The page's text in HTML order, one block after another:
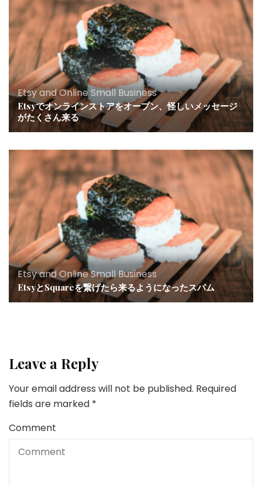
Etsy and Online Small Business
Etsyでオンラインストアをオープン、怪しいメッセージ
がたくさん来る
Etsy and Online Small Business
EtsyとSquareを繋げたら来るようになったスパム
Leave a Reply
Your email address will not be published. Required
fields are marked *
Comment